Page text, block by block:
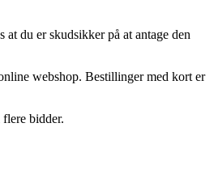
du er skudsikker på at antage den
webshop. Bestillinger med kort er
bidder.